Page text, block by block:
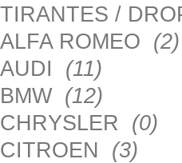
TIRANTES /
ALFA ROMEO (2)
AUDI (11)
BMW (12)
CHRYSLER (0)
CITROEN (3)